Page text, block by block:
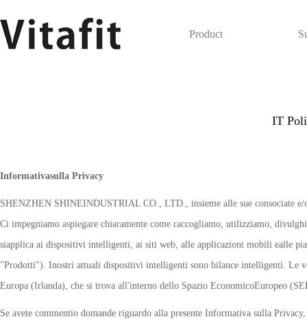
Product
IT
Informativasulla Privacy
SHENZHEN SHINEINDUSTRIAL CO., LTD., insieme alle sue consociate
Ci impegniamo aspiegare chiaramente come raccogliamo, utilizziamo,
siapplica ai dispositivi intelligenti, ai siti web, alle applicazioni mobili ealle
"Prodotti"). Inostri attuali dispositivi intelligenti sono bilance intelligenti. Le
Europa (Irlanda), che si trova all'interno dello Spazio EconomicoEuropeo
Se avete commentio domande riguardo alla presente Informativa sulla